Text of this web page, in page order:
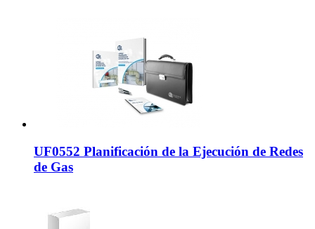
UF0552 Planificación de la Ejecución de Redes
de Gas